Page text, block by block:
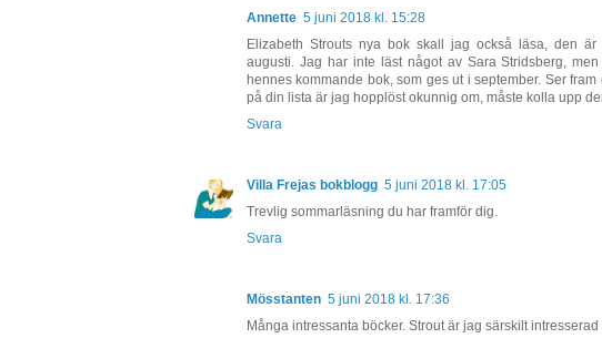
Annette 5 juni 2018 kl. 15:28
Elizabeth Strouts nya bok skall jag också läsa, den
augusti. Jag har inte läst något av Sara Stridsberg,
hennes kommande bok, som ges ut i september. Ser
på din lista är jag hopplöst okunnig om, måste kolla upp
Svara
Villa Frejas bokblogg 5 juni 2018 kl. 17:05
Trevlig sommarläsning du har framför dig.
Svara
Mösstanten 5 juni 2018 kl. 17:36
Många intressanta böcker. Strout är jag särskilt intresserad